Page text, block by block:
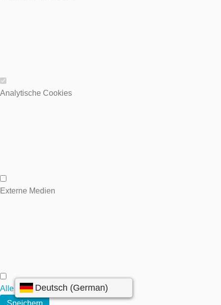
Wesentliche Cookies
Analytische Cookies
Analytische Cookies
Externe Medien
Externe Medien
Alle annehmen
Speichern